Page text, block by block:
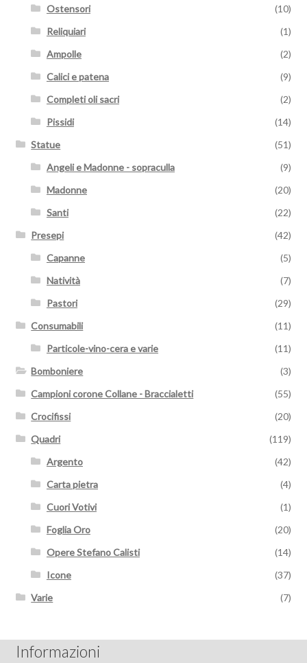
Ostensori
(10)
Reliquiari
(1)
Ampolle
(2)
Calici e patena
(9)
Completi oli sacri
(2)
Pissidi
(14)
Statue
(51)
Angeli e Madonne - sopraculla
(9)
Madonne
(20)
Santi
(22)
Presepi
(42)
Capanne
(5)
Natività
(7)
Pastori
(29)
Consumabili
(11)
Particole-vino-cera e varie
(11)
Bomboniere
(3)
Campioni corone Collane - Braccialetti
(55)
Crocifissi
(20)
Quadri
(119)
Argento
(42)
Carta pietra
(4)
Cuori Votivi
(1)
Foglia Oro
(20)
Opere Stefano Calisti
(14)
Icone
(37)
Varie
(7)
Informazioni